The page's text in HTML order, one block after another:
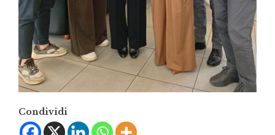
Condividi